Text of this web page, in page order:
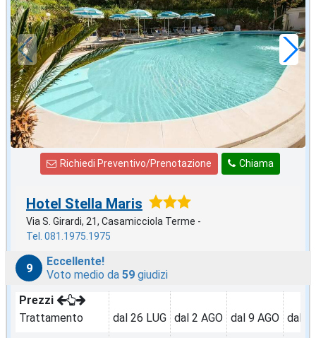
in offerta da
€82,71
a notte
Chiama
Richiedi Preventivo/Prenotazione
Hotel Stella Maris
Via S. Girardi, 21, Casamicciola Terme -
Tel. 081.1975.1975
9
Eccellente!
Voto medio da 59 giudizi
Prezzi
Trattamento
dal 26 LUG dal 2 AGO dal 9 AGO dal